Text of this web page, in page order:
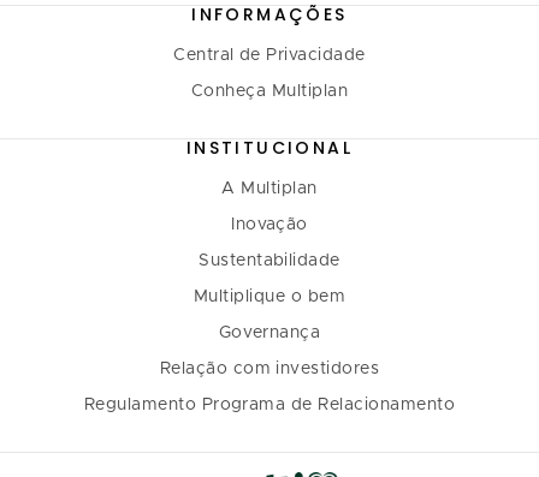
INFORMAÇÕES
Central de Privacidade
Conheça Multiplan
INSTITUCIONAL
A Multiplan
Inovação
Sustentabilidade
Multiplique o bem
Governança
Relação com investidores
Regulamento Programa de Relacionamento